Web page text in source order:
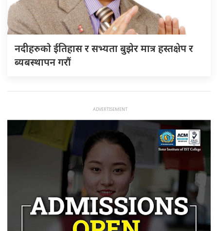
नदीहरुकाे ईतिहास र सभ्यता बुझेर मात्र हस्तक्षेप र
ब्यबस्थापन गराैं